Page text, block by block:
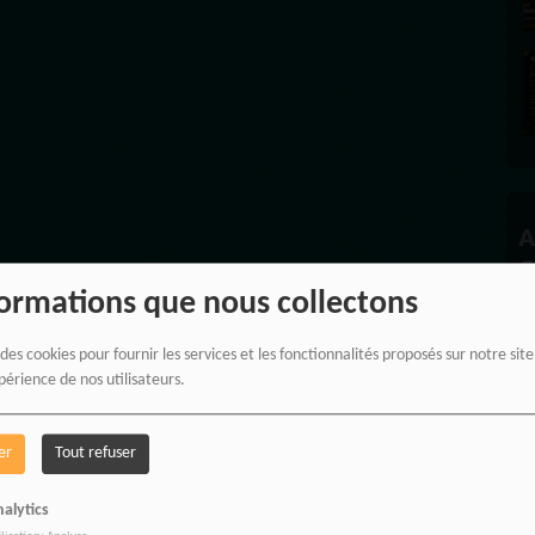
que nous collectons
cookies pour fournir les services et les fonctionnalités proposés sur notre
de nos utilisateurs.
Tout refuser